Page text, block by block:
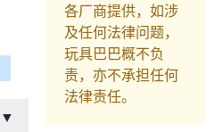
▼
各厂商提供，如涉
及任何法律问题，
玩具巴巴概不负
责，亦不承担任何
法律责任。